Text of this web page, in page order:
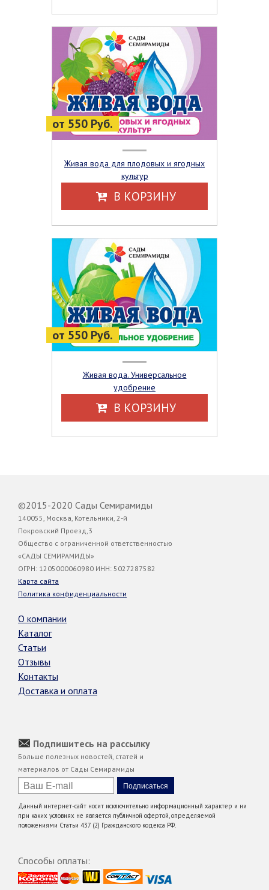
от 550 Руб.
Живая вода для плодовых и ягодных
культур
В КОРЗИНУ
от 550 Руб.
Живая вода. Универсальное
удобрение
В КОРЗИНУ
©2015-2020 Сады Семирамиды
140055, Москва, Котельники, 2-й
Покровский Проезд,3
Общество с ограниченной ответственностью
«САДЫ СЕМИРАМИДЫ»
ОГРН: 1205000060980 ИНН: 5027287582
Карта сайта
Политика конфиденциальности
О компании
Каталог
Статьи
Отзывы
Контакты
Доставка и оплата
Подпишитесь на рассылку
Больше полезных новостей, статей и
материалов от Сады Семирамиды
Данный интернет-сайт носит исключительно информационный характер и ни
при каких условиях не является публичной офертой, определяемой
положениями Статьи 437 (2) Гражданского кодекса РФ.
Способы оплаты: